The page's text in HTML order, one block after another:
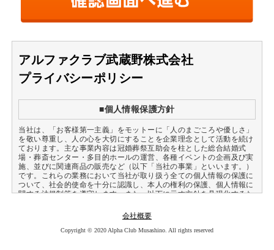
アルファクラブ武蔵野株式会社
プライバシーポリシー
■個人情報保護方針
当社は、「お客様第一主義」をモットーに「人のまごころや優しさ」
を敬い尊重し、人の心を大切にすることを企業理念として活動を続け
ております。主な事業内容は冠婚葬祭互助会を柱とした総合結婚式
場・葬斎センター・多目的ホールの運営、各種イベントの企画及び実
施、並びに関連商品の販売など（以下「当社の事業」といいます。）
です。これらの業務において当社が取り扱う全ての個人情報の保護に
ついて、社会的使命を十分に認識し、本人の権利の保護、個人情報に
関する法規制等を遵守します。また、以下に示す方針を具現化するた
動向、社会的要請の変化、経営環境の変動等を常に認識しながら、そ
の継続的改善に、全社を挙げて取り組むことをここに宣言します。
会社概要
Copyright © 2020 Alpha Club Musashino. All rights reserved